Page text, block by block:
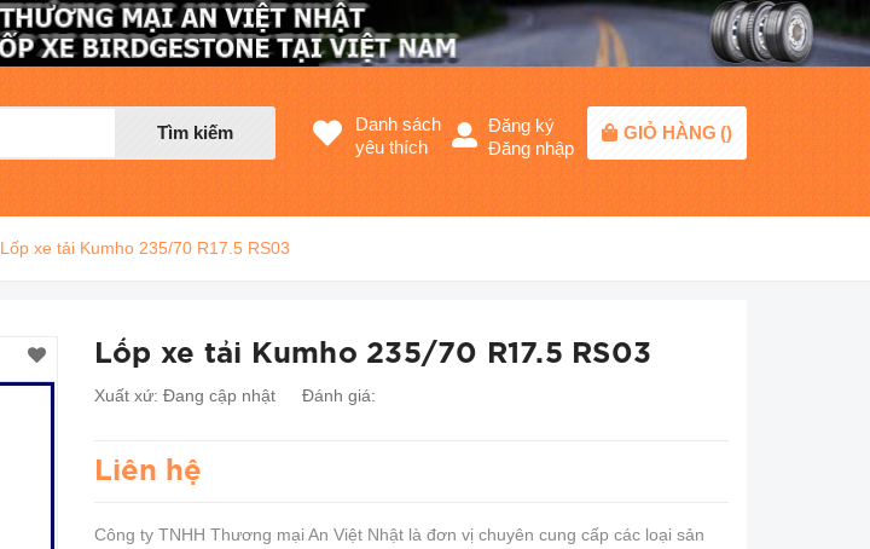
Tìm kiếm
Danh sách
yêu thích
Đăng ký
Đăng nhập
GIỎ HÀNG ()
Lốp xe tải Kumho 235/70 R17.5 RS03
Lốp xe tải Kumho 235/70 R17.5 RS03
Xuất xứ: Đang cập nhật Đánh giá:
Liên hệ
Công ty TNHH Thương mại An Việt Nhật là đơn vị chuyên cung cấp các loại sản